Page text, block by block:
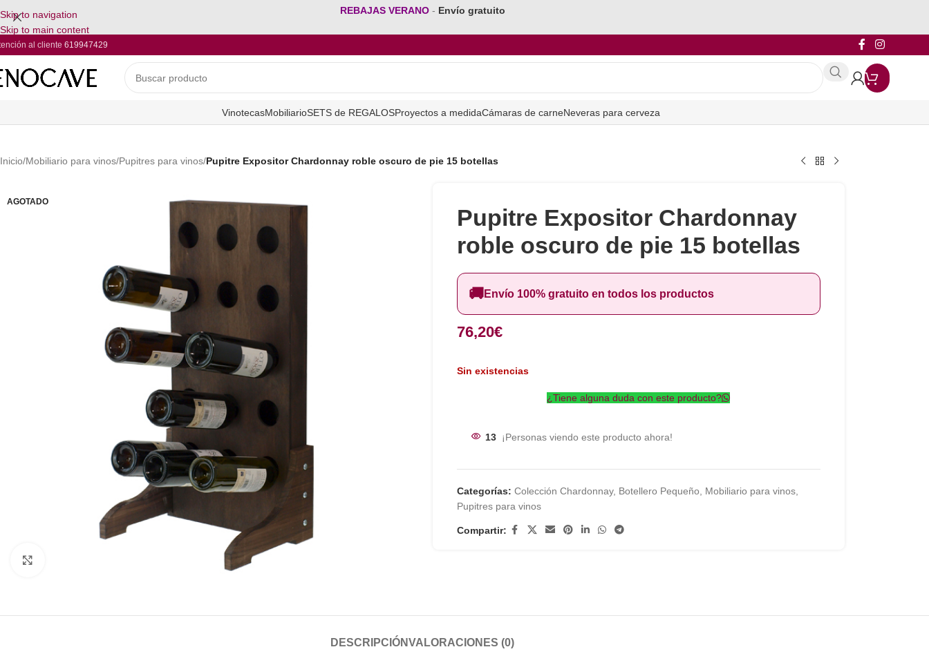
Skip to navigation
Skip to main content
REBAJAS VERANO - Envío gratuito
al cliente 619947429
VinotecasMobiliarioSETS de REGALOSProyectos a medidaCámaras de carneNeveras para cerveza
Inicio/Mobiliario para vinos/Pupitres para vinos/Pupitre Expositor Chardonnay roble oscuro de pie 15 botellas
AGOTADO
Pupitre Expositor Chardonnay
roble oscuro de pie 15 botellas
🚚Envío 100% gratuito en todos los productos
76,20€
Sin existencias
¿Tiene alguna duda con este producto?
13 ¡Personas viendo este producto ahora!
Categorías: Colección Chardonnay, Botellero Pequeño Mobiliario para vinos,
Pupitres para vinos
Compartir:
DESCRIPCIÓNVALORACIONES (0)